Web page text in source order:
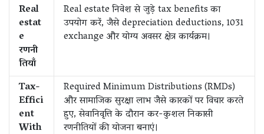
Real
estat
e
रणनी
तियाँ
Real estate निवेश से जुड़े tax benefits का
उपयोग करें, जैसे depreciation deductions, 1031
exchange और योग्य अवसर क्षेत्र कार्यक्रम।
Tax-
Effici
ent
With
Required Minimum Distributions (RMDs)
और सामाजिक सुरक्षा लाभ जैसे कारकों पर विचार करते
हुए, सेवानिवृत्ति के दौरान कर-कुशल निकासी
रणनीतियों की योजना बनाएं।